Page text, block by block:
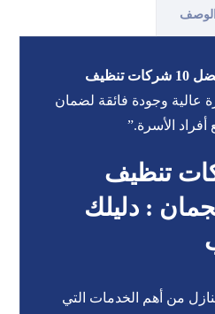
الوصف
افضل 10 شركات تنظيف
عالية وجودة فائقة لضمان
الأسرة.”
شركات تنظيف
: دليلك
من أهم الخدمات التي